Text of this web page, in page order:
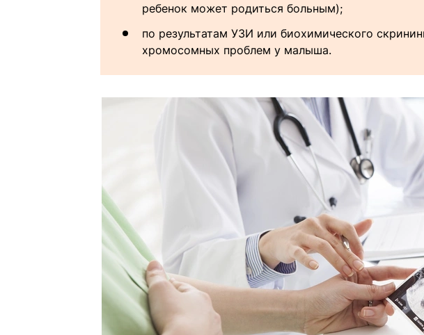
ребенок может родиться больным);
по результатам УЗИ или биохимического
хромосомных проблем у малыша.